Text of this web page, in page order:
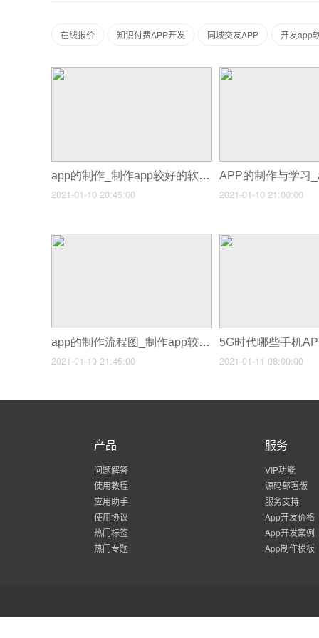
在线报价 知识付费APP开发 同城交友APP 开发app
app的制作_制作app较好的软件
2021-01-10 20:45:00 2021-01-10 21:00:00
app的制作流程图_制作app较好的软件
2021-01-10 21:45:00 2021-01-11 08:00:00
产品
问题解答
使用教程
应用助手
使用协议
热门标签
热门专题
服务
VIP功能
源码部署版
服务支持
App开发价格
App开发案例
App制作模板